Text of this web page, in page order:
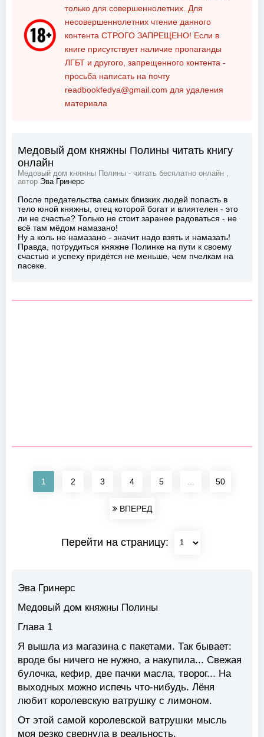
только для совершеннолетних. Для
несовершеннолетних чтение данного
контента СТРОГО ЗАПРЕЩЕНО! Если в
книге присутствует наличие пропаганды
ЛГБТ и другого, запрещенного контента -
просьба написать на почту
readbookfedya@gmail.com для удаления
материала
Медовый дом княжны Полины читать книгу
онлайн
Медовый дом княжны Полины - читать бесплатно онлайн ,
автор Эва Гринерс
После предательства самых близких людей попасть в
тело юной княжны, отец которой богат и влиятелен - это
ли не счастье? Только не стоит заранее радоваться - не
всё там мёдом намазано!
Ну а коль не намазано - значит надо взять и намазать!
Правда, потрудиться княжне Полинке на пути к своему
счастью и успеху придётся не меньше, чем пчелкам на
пасеке.
1 2 3 4 5 50
ВПЕРЕД
Перейти на страницу:
Эва Гринерс
Медовый дом княжны Полины
Глава 1
Я вышла из магазина с пакетами. Так бывает:
вроде бы ничего не нужно, а накупила... Свежая
булочка, кефир, две пачки масла, творог... На
выходных можно испечь что-нибудь. Лёня
любит королевскую ватрушку с лимоном.
От этой самой королевской ватрушки мысль
моя резко свернула в реальность.